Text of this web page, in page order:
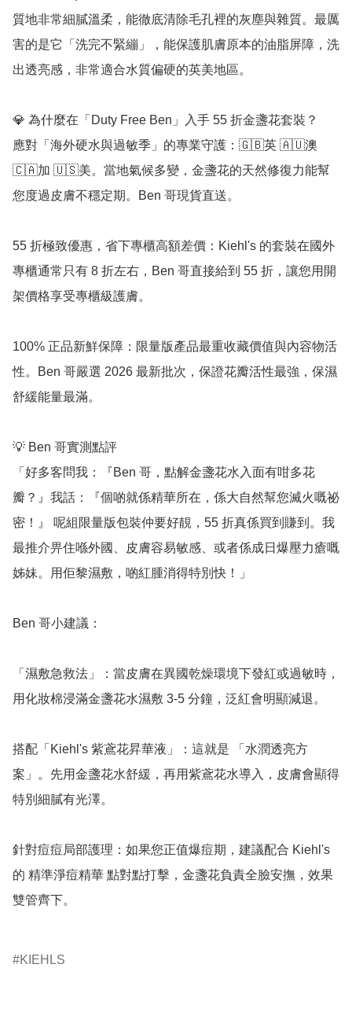
質地非常細膩溫柔，能徹底清除毛孔裡的灰塵與雜質。最厲
害的是它「洗完不緊繃」，能保護肌膚原本的油脂屏障，洗
出透亮感，非常適合水質偏硬的英美地區。
💎 為什麼在「Duty Free Ben」入手 55 折金盞花套裝？
應對「海外硬水與過敏季」的專業守護：🇬🇧英 🇦🇺澳
🇨🇦加 🇺🇸美。當地氣候多變，金盞花的天然修復力能幫
您度過皮膚不穩定期。Ben 哥現貨直送。
55 折極致優惠，省下專櫃高額差價：Kiehl's 的套裝在國外
專櫃通常只有 8 折左右，Ben 哥直接給到 55 折，讓您用開
架價格享受專櫃級護膚。
100% 正品新鮮保障：限量版產品最重收藏價值與內容物活
性。Ben 哥嚴選 2026 最新批次，保證花瓣活性最強，保濕
舒緩能量最滿。
💡 Ben 哥實測點評
「好多客問我：『Ben 哥，點解金盞花水入面有咁多花
瓣？』我話：『個啲就係精華所在，係大自然幫您滅火嘅祕
密！』 呢組限量版包裝仲要好靚，55 折真係買到賺到。我
最推介畀住喺外國、皮膚容易敏感、或者係成日爆壓力瘡嘅
姊妹。用佢黎濕敷，啲紅腫消得特別快！」
Ben 哥小建議：
「濕敷急救法」：當皮膚在異國乾燥環境下發紅或過敏時，
用化妝棉浸滿金盞花水濕敷 3-5 分鐘，泛紅會明顯減退。
搭配「Kiehl's 紫鳶花昇華液」：這就是 「水潤透亮方
案」。先用金盞花水舒緩，再用紫鳶花水導入，皮膚會顯得
特別細膩有光澤。
針對痘痘局部護理：如果您正值爆痘期，建議配合 Kiehl's
的 精準淨痘精華 點對點打擊，金盞花負責全臉安撫，效果
雙管齊下。
KIEHLS